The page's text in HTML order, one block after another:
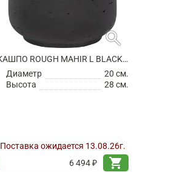
search
КАШПО ROUGH MAHIR L BLACK WASHED
Диаметр
20 см.
Высота
28 см.
Поставка ожидается 13.08.26г.
6 494 ₽
shopping_cart